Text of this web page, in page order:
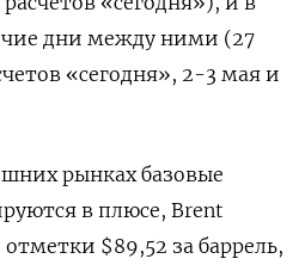
дни между ними (27
«сегодня», 2-3 мая и
рынках базовые
в плюсе, Brent
$89,52 за баррель,